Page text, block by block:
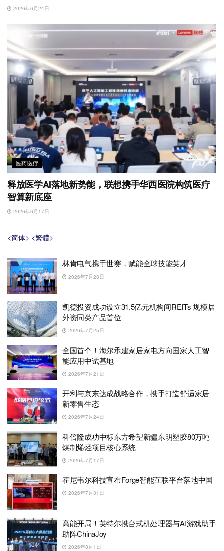
2026年6月24日
医药医疗
释放医学AI落地新势能，联想携手华西医院构筑医疗
智算新底座
2026年6月17日
<简体> <繁體>
林肯电气携手世赛，赋能全球技能英才
2026年7月28日
凯德投资成功设立31.5亿元机构间REITs 规模居
外资同类产品首位
2026年7月25日
全国首个！海尔承建家居家电方向国家人工智
能应用中试基地
2026年7月21日
开利与京东达成战略合作，携手打造舒适家居
新零售生态
2026年7月24日
科倍隆成功中标东方希望新疆东明塑胶80万吨
煤制烯烃项目核心系统
2026年7月17日
霍尼韦尔科技宣布Forge智能互联平台落地中国
2026年7月31日
高能开局！英特尔携台式机处理器与AI游戏助手
助阵ChinaJoy
2026年8月1日